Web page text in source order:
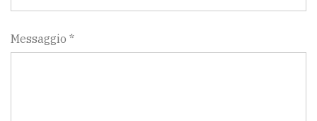
Messaggio *